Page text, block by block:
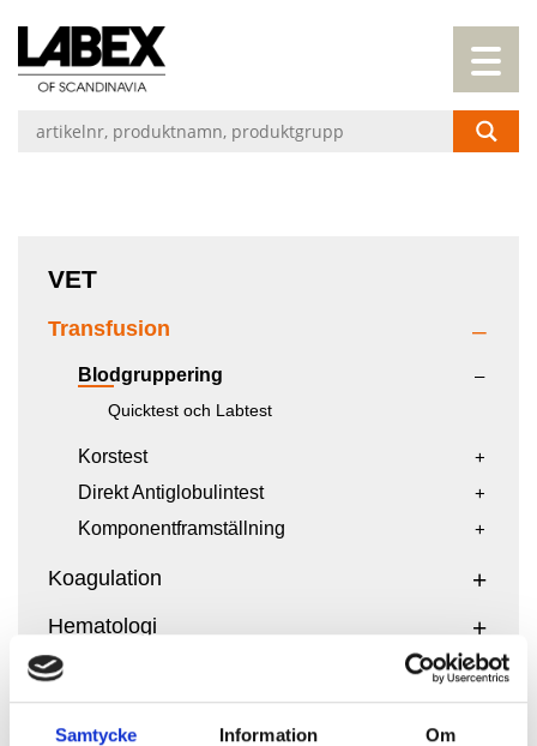
Samtycke Information Om
VET
Transfusion
Blodgruppering
Quicktest och Labtest
Korstest
Direkt Antiglobulintest
Komponentframställning
Koagulation
Hematologi
Förgiftningar